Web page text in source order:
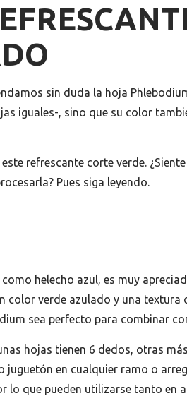
sin duda la hoja
iguales-, sino que su color
refrescante corte verde.
Pues siga leyendo.
helecho azul, es muy
color verde azulado y una textura
sea perfecto para combinar
hojas tienen 6 dedos, otras
en cualquier ramo o
lo que pueden utilizarse tanto en